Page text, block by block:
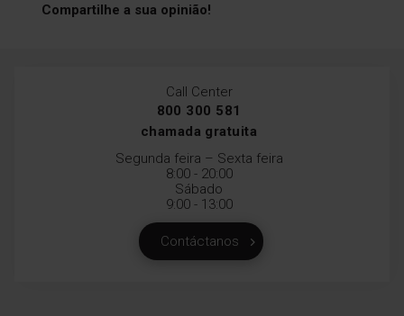
Compartilhe a sua opinião!
Call Center
800 300 581
chamada gratuita
Segunda feira – Sexta feira
8:00 - 20:00
Sábado
9:00 - 13:00
Contáctanos